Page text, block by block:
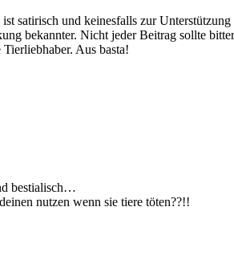
und keinesfalls zur
bekannter. Nicht jeder Beitrag sollte
Aus basta!
bestialisch…
nutzen wenn sie tiere töten??!!